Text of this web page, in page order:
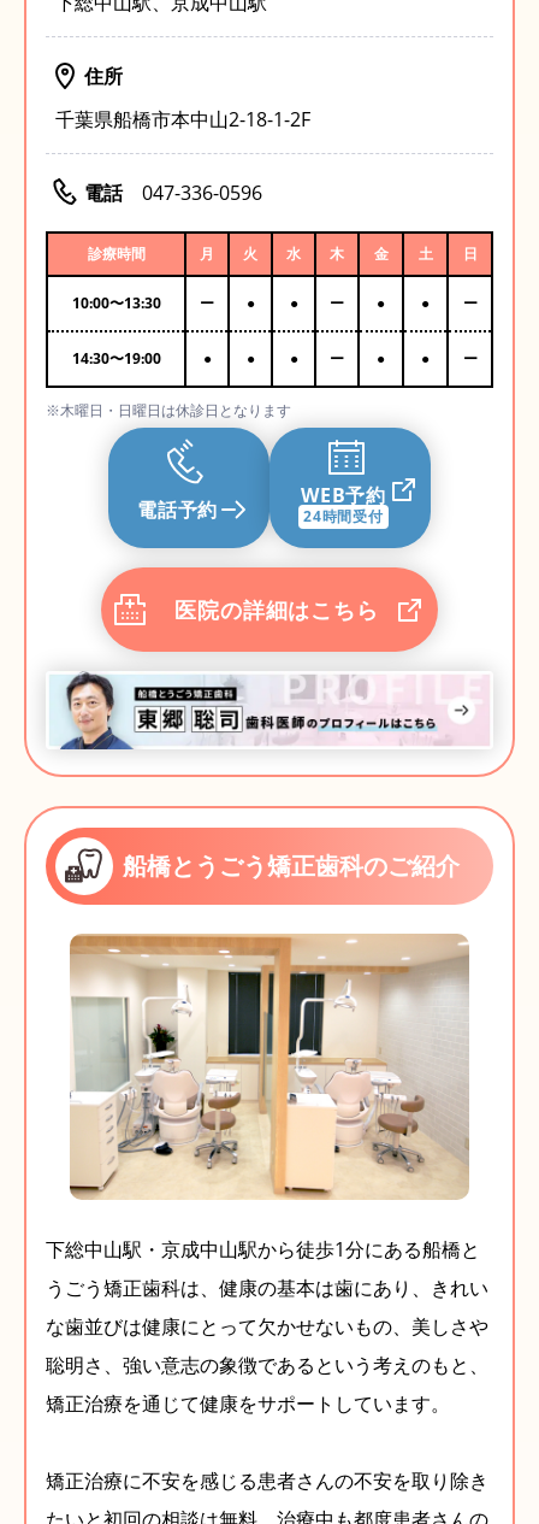
住所
千葉県船橋市本中山2-18-1-2F
電話 047-336-0596
診療時間 月 火 水 木 金 土 日
10:00〜13:30 ー ● ● ー ● ● ー
14:30〜19:00 ● ● ● ー ● ● ー
※木曜日・日曜日は休診日となります
電話予約
WEB予約
24時間受付
医院の詳細はこちら
船橋とうごう矯正歯科のご紹介
下総中山駅・京成中山駅から徒歩1分にある船橋と
うごう矯正歯科は、健康の基本は歯にあり、きれい
な歯並びは健康にとって欠かせないもの、美しさや
聡明さ、強い意志の象徴であるという考えのもと、
矯正治療を通じて健康をサポートしています。
矯正治療に不安を感じる患者さんの不安を取り除き